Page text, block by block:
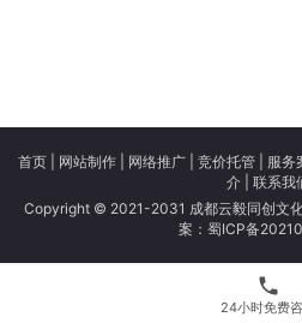
首页 网站制作 网络推广 竞价托管 服务
介
联系我
Copyright © 2021-2031 成都云毅同创文
案： 蜀ICP备
phone
24小时免费